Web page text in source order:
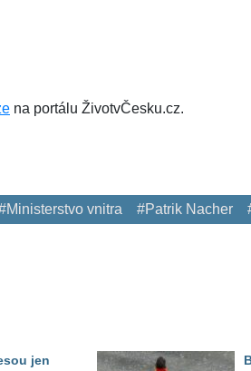
na portálu ŽivotvČesku.cz.
vnitra #Patrik Nacher
jen